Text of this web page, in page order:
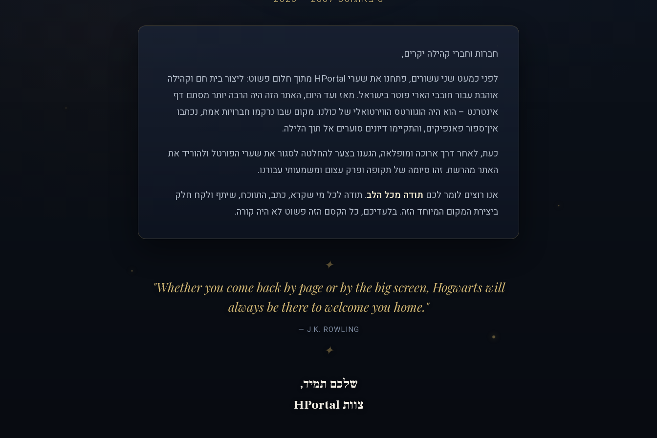
חברות וחברי קהילה יקרים,
לפני כמעט שני עשורים, פתחנו את שערי HPortal מתוך חלום פשוט: ליצור בית חם וקהילה
אוהבת עבור חובבי הארי פוטר בישראל. מאז ועד היום, האתר הזה היה הרבה יותר מסתם דף
אינטרנט – הוא היה הוגוורטס הווירטואלי של כולנו. מקום שבו נרקמו חברויות אמת, נכתבו
אין־ספור פאנפיקים, והתקיימו דיונים סוערים אל תוך הלילה.
כעת, לאחר דרך ארוכה ומופלאה, הגענו בצער להחלטה לסגור את שערי הפורטל ולהוריד את
האתר מהרשת. זהו סיומה של תקופה ופרק עצום ומשמעותי עבורנו.
אנו רוצים לומר לכם תודה מכל הלב. תודה לכל מי שקרא, כתב, התווכח, שיתף ולקח חלק
ביצירת המקום המיוחד הזה. בלעדיכם, כל הקסם הזה פשוט לא היה קורה.
"Whether you come back by page or by the big screen, Hogwarts will
always be there to welcome you home."
— J.K. ROWLING
שלכם תמיד,
צוות HPortal